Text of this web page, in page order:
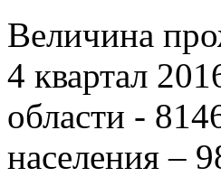
Величина
4 квартал
области -
населения –